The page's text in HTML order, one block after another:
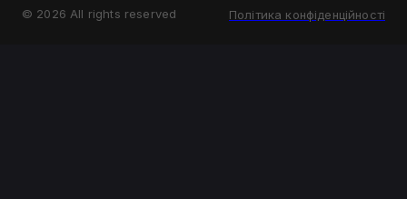
© 2026 All rights reserved Політика конфіденційності